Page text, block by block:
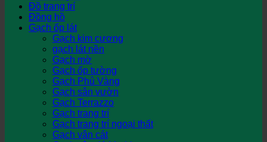
Đồ trang trí
Đồng hồ
Gạch ốp lát
Gạch kim cương
gạch lát nền
Gạch mờ
Gạch ốp tường
Gạch Phủ Vàng
Gạch sân vườn
Gạch Terrazzo
Gạch trang trí
Gạch trang trí ngoại thất
Gạch vân cát